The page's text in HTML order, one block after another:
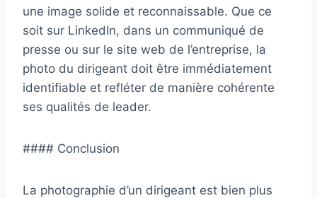
une image solide et reconnaissable. Que ce
soit sur LinkedIn, dans un communiqué de
presse ou sur le site web de l’entreprise, la
photo du dirigeant doit être immédiatement
identifiable et refléter de manière cohérente
ses qualités de leader.
#### Conclusion
La photographie d’un dirigeant est bien plus